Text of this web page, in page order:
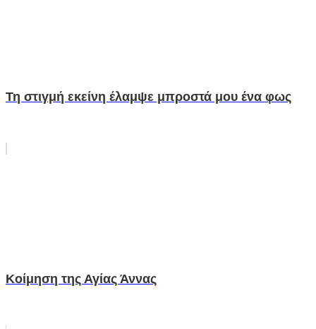
Τη στιγμή εκείνη έλαμψε μπροστά μου ένα φως
Κοίμηση της Αγίας Άννας